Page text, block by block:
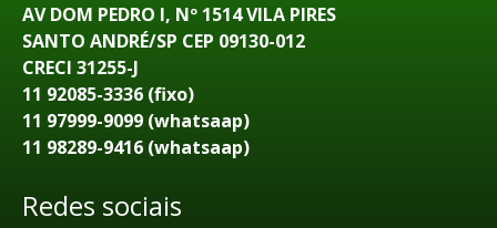
AV DOM PEDRO I, Nº 1514 VILA PIRES
SANTO ANDRÉ/SP CEP 09130-012
CRECI 31255-J
11 92085-3336 (fixo)
11 97999-9099 (whatsaap)
11 98289-9416 (whatsaap)
Redes sociais